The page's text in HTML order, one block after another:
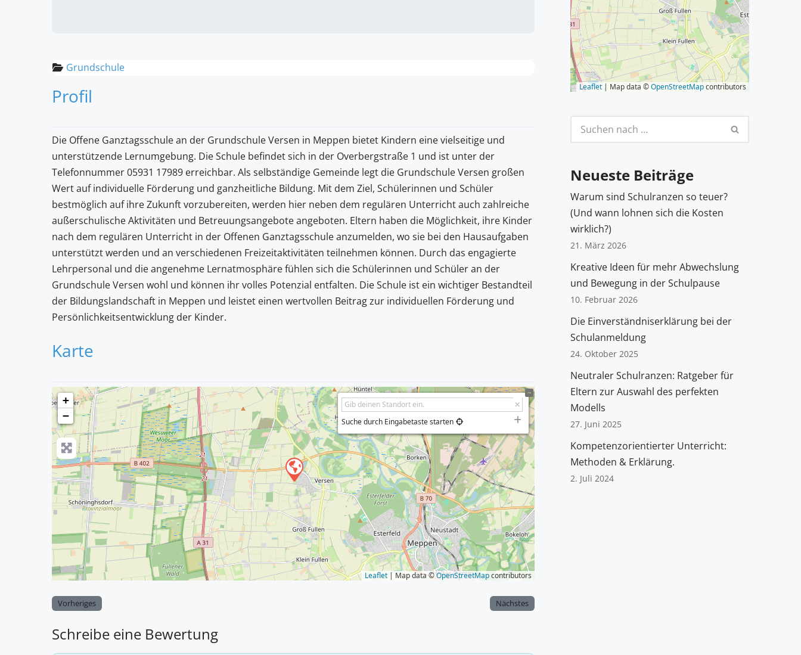
Grundschule
Profil
Die Offene Ganztagsschule an der Grundschule Versen in Meppen bietet Kindern eine vielseitige und
unterstützende Lernumgebung. Die Schule befindet sich in der Overbergstraße 1 und ist unter der
Telefonnummer 05931 17989 erreichbar. Als selbständige Gemeinde legt die Grundschule Versen großen
Wert auf individuelle Förderung und ganzheitliche Bildung. Mit dem Ziel, Schülerinnen und Schüler
bestmöglich auf ihre Zukunft vorzubereiten, werden hier neben dem regulären Unterricht auch zahlreiche
außerschulische Aktivitäten und Betreuungsangebote angeboten. Eltern haben die Möglichkeit, ihre Kinder
nach dem regulären Unterricht in der Offenen Ganztagsschule anzumelden, wo sie bei den Hausaufgaben
unterstützt werden und an verschiedenen Freizeitaktivitäten teilnehmen können. Durch das engagierte
Lehrpersonal und die angenehme Lernatmosphäre fühlen sich die Schülerinnen und Schüler an der
Grundschule Versen wohl und können ihr volles Potenzial entfalten. Die Schule ist ein wichtiger Bestandteil
der Bildungslandschaft in Meppen und leistet einen wertvollen Beitrag zur individuellen Förderung und
Persönlichkeitsentwicklung der Kinder.
Karte
+
−
Suche durch Eingabetaste starten
Leaflet | Map data ©OpenStreetMapcontributors
Vorheriges Nächstes
Schreibe eine Bewertung
Leaflet | Map data ©OpenStreetMapcontributors
Neueste Beiträge
Warum sind Schulranzen so teuer?
(Und wann lohnen sich die Kosten
wirklich?)
21. März 2026
Kreative Ideen für mehr Abwechslung
und Bewegung in der Schulpause
10. Februar 2026
Die Einverständniserklärung bei der
Schulanmeldung
24. Oktober 2025
Neutraler Schulranzen: Ratgeber für
Eltern zur Auswahl des perfekten
Modells
27. Juni 2025
Kompetenzorientierter Unterricht:
Methoden & Erklärung.
2. Juli 2024